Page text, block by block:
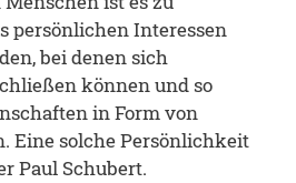
persönlichen Interessen
bei denen sich
können und so
in Form von
Eine solche Persönlichkeit
Paul Schubert.